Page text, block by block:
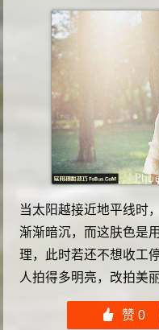
当太阳越接近地平线时
渐渐暗沉，而这肤色是
理，此时若还不想收工
人拍得多明亮，改拍美
󰄼 赞 0